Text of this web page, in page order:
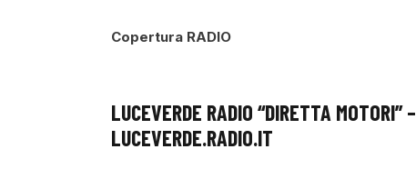
Copertura RADIO
LUCEVERDE RADIO “DIRETTA MOTORI” –
LUCEVERDE.RADIO.IT